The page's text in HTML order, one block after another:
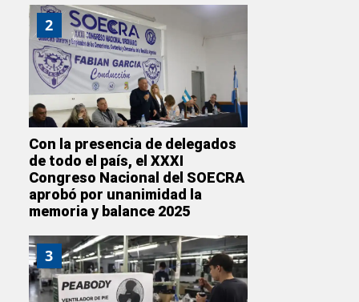
2
Con la presencia de delegados
de todo el país, el XXXI
Congreso Nacional del SOECRA
aprobó por unanimidad la
memoria y balance 2025
3